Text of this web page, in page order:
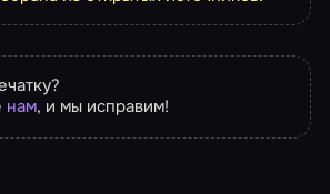
нам, и мы исправим!